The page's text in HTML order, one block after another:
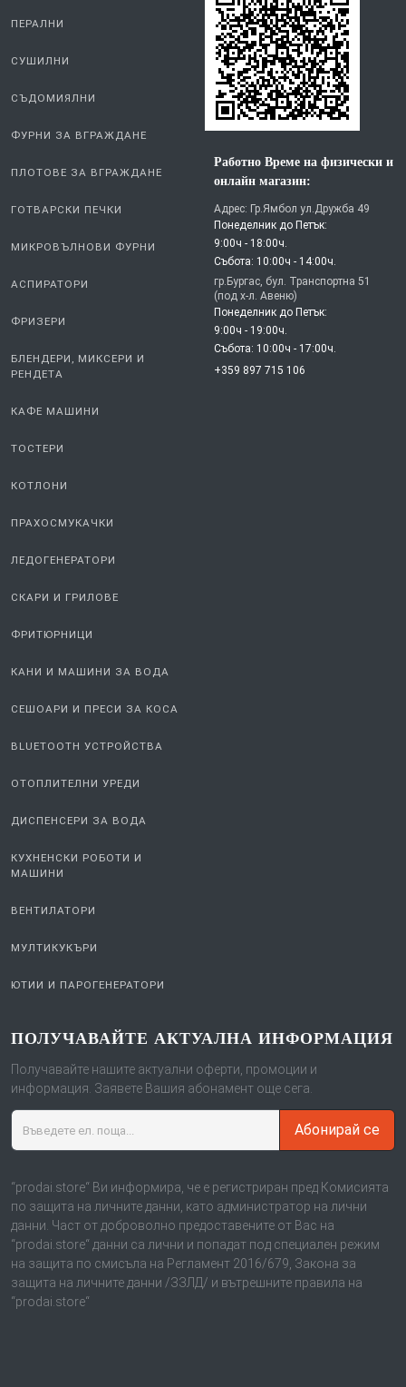
ПЕРАЛНИ
СУШИЛНИ
СЪДОМИЯЛНИ
ФУРНИ ЗА ВГРАЖДАНЕ
ПЛОТОВЕ ЗА ВГРАЖДАНЕ
ГОТВАРСКИ ПЕЧКИ
МИКРОВЪЛНОВИ ФУРНИ
АСПИРАТОРИ
ФРИЗЕРИ
БЛЕНДЕРИ, МИКСЕРИ И
РЕНДЕТА
КАФЕ МАШИНИ
ТОСТЕРИ
КОТЛОНИ
ПРАХОСМУКАЧКИ
ЛЕДОГЕНЕРАТОРИ
СКАРИ И ГРИЛОВЕ
ФРИТЮРНИЦИ
КАНИ И МАШИНИ ЗА ВОДА
СЕШОАРИ И ПРЕСИ ЗА КОСА
BLUETOOTH УСТРОЙСТВА
ОТОПЛИТЕЛНИ УРЕДИ
ДИСПЕНСЕРИ ЗА ВОДА
КУХНЕНСКИ РОБОТИ И
МАШИНИ
ВЕНТИЛАТОРИ
МУЛТИКУКЪРИ
ЮТИИ И ПАРОГЕНЕРАТОРИ
Работно Време на физически и
онлайн магазин:
Адрес: Гр.Ямбол ул.Дружба 49
Понеделник до Петък:
9:00ч - 18:00ч.
Събота: 10:00ч - 14:00ч.
гр.Бургас, бул. Транспортна 51
(под х-л. Авеню)
Понеделник до Петък:
9:00ч - 19:00ч.
Събота: 10:00ч - 17:00ч.
+359 897 715 106
ПОЛУЧАВАЙТЕ АКТУАЛНА ИНФОРМАЦИЯ
Получавайте нашите актуални оферти, промоции и
информация. Заявете Вашия абонамент още сега.
Абонирай се
“prodai.store“ Ви информира, че е регистриран пред Комисията
по защита на личните данни, като администратор на лични
данни. Част от доброволно предоставените от Вас на
“prodai.store“ данни са лични и попадат под специален режим
на защита по смисъла на Регламент 2016/679, Закона за
защита на личните данни /ЗЗЛД/ и вътрешните правила на
“prodai.store“